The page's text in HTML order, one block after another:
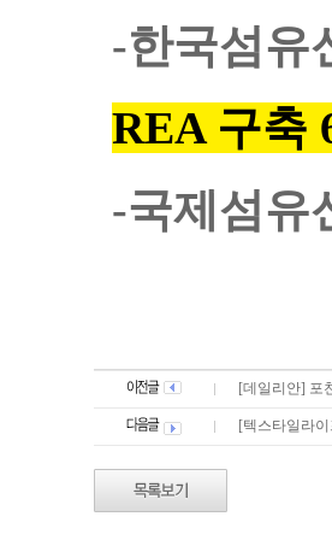
-한국섬유
REA 구축
-국제섬유
[데일리안] 포
[텍스타일라